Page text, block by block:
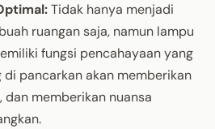
Tidak hanya menjadi
ruangan saja, namun lampu
fungsi pencahayaan yang
pancarkan akan memberikan
dan memberikan nuansa